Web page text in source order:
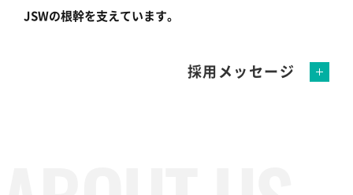
JSWの根幹を支えています。
採用メッセージ